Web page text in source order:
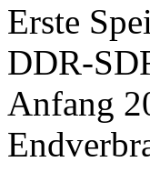
Erste
DDR-
Anfang